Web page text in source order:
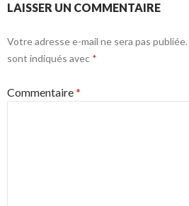
LAISSER UN COMMENTAIRE
Votre adresse e-mail ne sera pas publiée.
sont indiqués avec *
Commentaire*